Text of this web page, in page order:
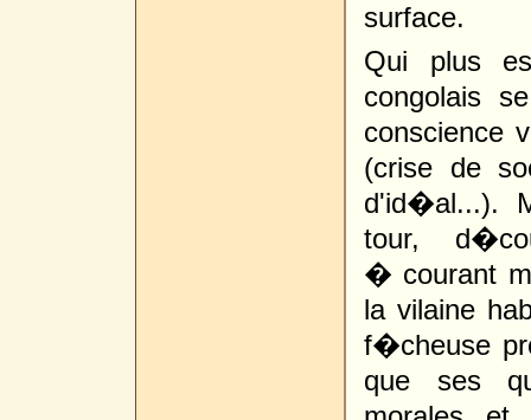
surface.
Qui plus
congolais
conscience
(crise de
d'id�al...).
tour,
� courant
la vilaine
f�cheuse
que ses